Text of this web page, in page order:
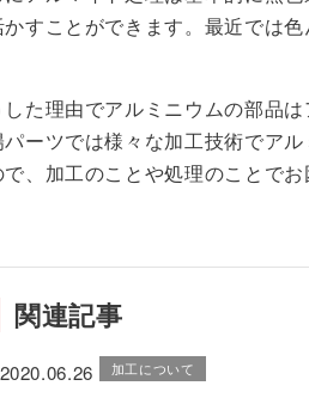
かすことができます。最近では
した理由でアルミニウムの部品
パーツでは様々な加工技術でア
、加工のことや処理のことで
関連記事
2020.06.26 加工について